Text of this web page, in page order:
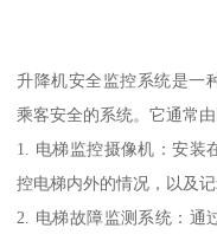
升降机安全监控系统是一
乘客安全的系统。它通常
1. 电梯监控摄像机：安装
控电梯内外的情况，以及
2. 电梯故障监测系统：通